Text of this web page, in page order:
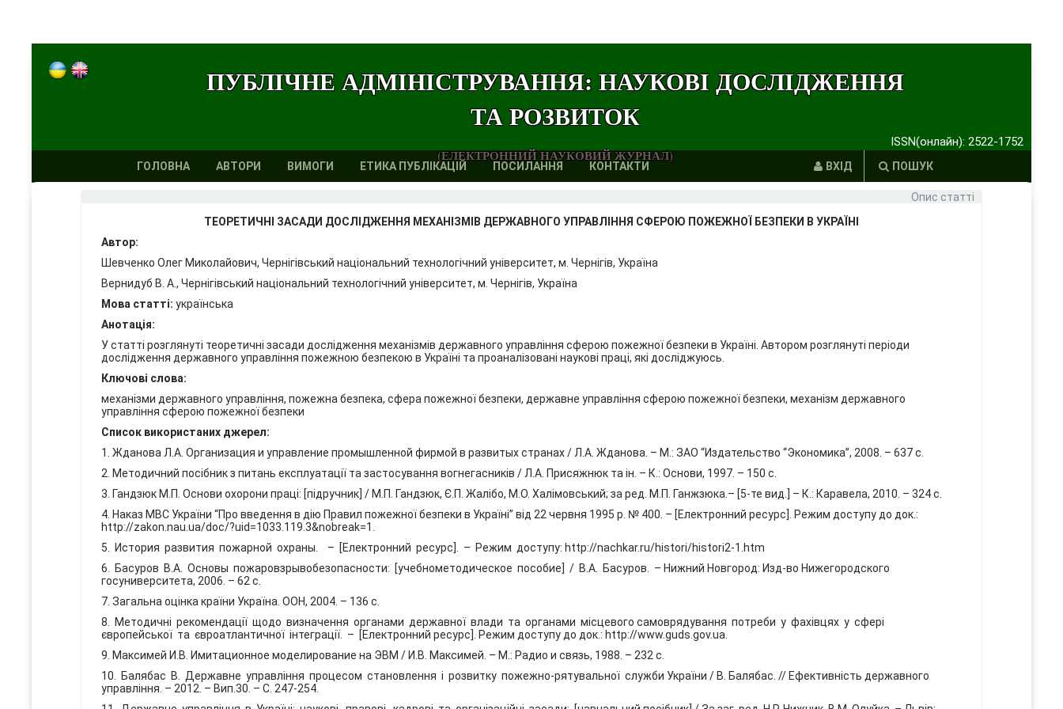
ПУБЛІЧНЕ АДМІНІСТРУВАННЯ: НАУКОВІ ДОСЛІДЖЕННЯ
ТА РОЗВИТОК
(ЕЛЕКТРОННИЙ НАУКОВИЙ ЖУРНАЛ)
ISSN(онлайн): 2522-1752
ГОЛОВНА АВТОРИ ВИМОГИ ЕТИКА ПУБЛІКАЦІЙ ПОСИЛАННЯ КОНТАКТИ ВХІД ПОШУК
Опис статті
ТЕОРЕТИЧНІ ЗАСАДИ ДОСЛІДЖЕННЯ МЕХАНІЗМІВ ДЕРЖАВНОГО УПРАВЛІННЯ СФЕРОЮ ПОЖЕЖНОЇ БЕЗПЕКИ В УКРАЇНІ
Автор:
Шевченко Олег Миколайович, Чернігівський національний технологічний університет, м. Чернігів, Україна
Вернидуб В. А., Чернігівський національний технологічний університет, м. Чернігів, Україна
Мова статті: українська
Анотація:
У статті розглянуті теоретичні засади дослідження механізмів державного управління сферою пожежної безпеки в Україні. Автором розглянуті періоди
дослідження державного управління пожежною безпекою в Україні та проаналізовані наукові праці, які досліджуюсь.
Ключові слова:
механізми державного управління, пожежна безпека, сфера пожежної безпеки, державне управління сферою пожежної безпеки, механізм державного
управління сферою пожежної безпеки
Список використаних джерел:
1. Жданова Л.А. Организация и управление промышленной фирмой в развитых странах / Л.А. Жданова. – М.: ЗАО “Издательство “Экономика”, 2008. – 637 с.
2. Методичний посібник з питань експлуатації та застосування вогнегасників / Л.А. Присяжнюк та ін. – К.: Основи, 1997. – 150 с.
3. Гандзюк М.П. Основи охорони праці: [підручник] / М.П. Гандзюк, Є.П. Жалібо, М.О. Халімовський; за ред. М.П. Ганжзюка.– [5-те вид.] – К.: Каравела, 2010. – 324 с.
4. Наказ МВС України “Про введення в дію Правил пожежної безпеки в Україні” від 22 червня 1995 р. № 400. – [Електронний ресурс]. Режим доступу до док.:
http://zakon.nau.ua/doc/?uid=1033.119.3&nobreak=1.
5. История развития пожарной охраны. – [Електронний ресурс]. – Режим доступу: http://nachkar.ru/histori/histori2-1.htm
6. Басуров В.А. Основы пожаровзрывобезопасности: [учебнометодическое пособие] / В.А. Басуров. – Нижний Новгород: Изд-во Нижегородского
госуниверситета, 2006. – 62 с.
7. Загальна оцінка країни Україна. ООН, 2004. – 136 с.
8. Методичні рекомендації щодо визначення органами державної влади та органами місцевого самоврядування потреби у фахівцях у сфері
європейської та євроатлантичної інтеграції. – [Електронний ресурс]. Режим доступу до док.: http://www.guds.gov.ua.
9. Максимей И.В. Имитационное моделирование на ЭВМ / И.В. Максимей. – М.: Радио и связь, 1988. – 232 с.
10. Балябас В. Державне управління процесом становлення і розвитку пожежно-рятувальної служби України / В. Балябас. // Ефективність державного
управління. – 2012. – Вип.30. – С. 247-254.